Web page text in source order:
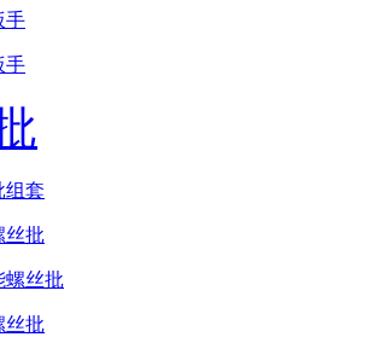
手
手
组套
丝批
螺丝批
丝批